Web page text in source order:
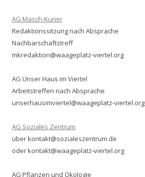
AG Masch-Kurier
Redaktionssitzung nach Absprache
Nachbarschaftstreff
mkredaktion@waageplatz-viertel.org
AG Unser Haus im Viertel
Arbeitstreffen nach Absprache
unserhausimviertel@waageplatz-viertel.org
AG Soziales Zentrum
über kontakt@sozialeszentrum.de
oder kontakt@waageplatz-viertel.org
AG Pflanzen und Ökologie